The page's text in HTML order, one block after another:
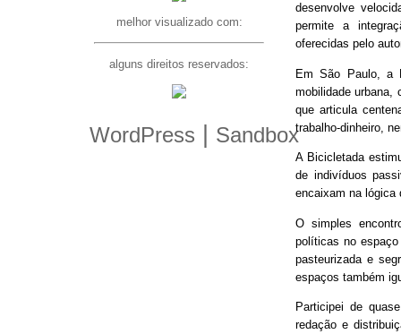
desenvolve
permite a
oferecidas pelo
Em São Paulo, a
mobilidade urbana,
que articula
trabalho-dinheiro,
A Bicicletada
de indivíduos
encaixam na lógica
O simples
políticas no
pasteurizada e
espaços também
Participei de
redação e
melhor visualizado com:
alguns direitos reservados:
WordPress Sandbox